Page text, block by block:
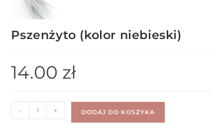
Pszenżyto (kolor niebieski)
14.00 zł
- + DODAJ DO KOSZYKA